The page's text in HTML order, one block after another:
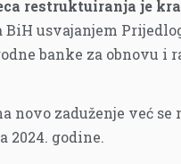
restruktuiranja je
usvajanjem
banke za obnovu
novo zaduženje već
2024. godine.